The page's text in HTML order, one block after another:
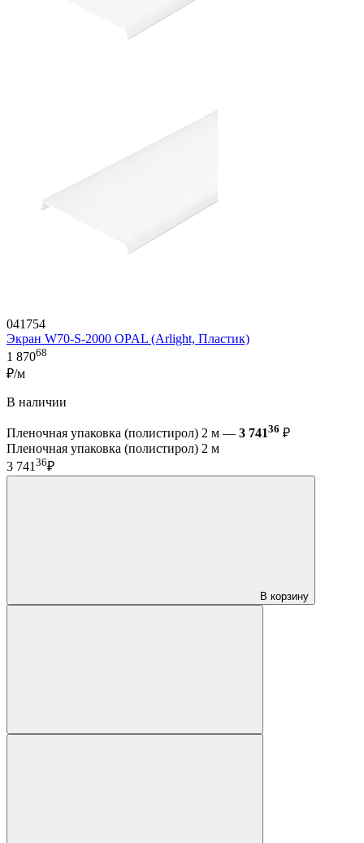
041754
Экран W70-S-2000 OPAL (Arlight, Пластик)
1 87068
₽/м
В наличии
Пленочная упаковка (полистирол) 2 м — 3 74136 ₽
Пленочная упаковка (полистирол) 2 м
3 74136₽
В корзину